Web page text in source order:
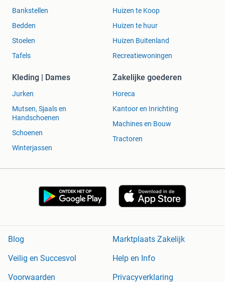
Bankstellen
Bedden
Stoelen
Tafels
Huizen te Koop
Huizen te huur
Huizen Buitenland
Recreatiewoningen
Kleding | Dames
Jurken
Mutsen, Sjaals en
Handschoenen
Schoenen
Winterjassen
Zakelijke goederen
Horeca
Kantoor en Inrichting
Machines en Bouw
Tractoren
Blog
Marktplaats Zakelijk
Veilig en Succesvol
Help en Info
Voorwaarden
Privacyverklaring